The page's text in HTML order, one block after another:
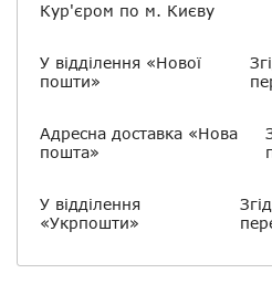
Кур'єром по м. Києву
У відділення «Нової
пошти»
Адресна доставка «Нова
пошта»
У відділення
«Укрпошти»